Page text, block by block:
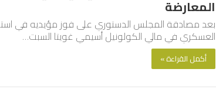
المعارضة
العسكري في مالي الكولونيل أسيمي غويتا السبت…
أكمل القراءة »